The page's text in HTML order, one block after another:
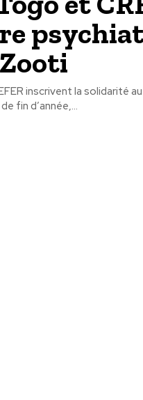
inscrivent la solidarité
fin d’année,...